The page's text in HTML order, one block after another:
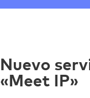
Nuevo
«Meet IP»